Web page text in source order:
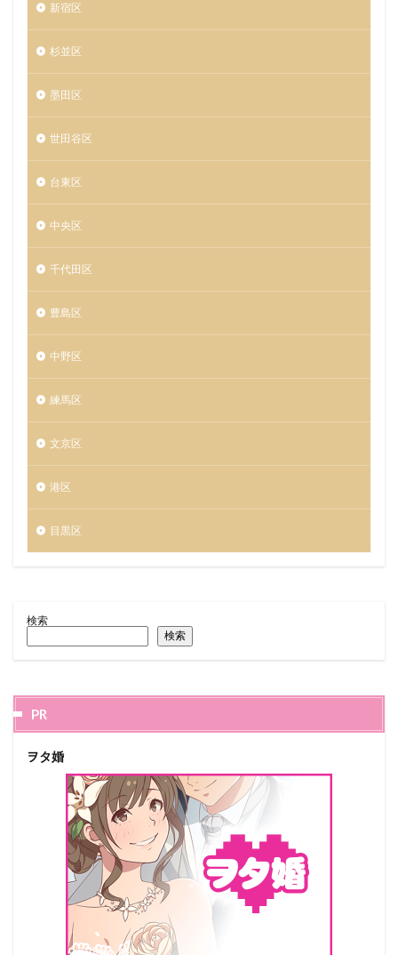
新宿区
杉並区
墨田区
世田谷区
台東区
中央区
千代田区
豊島区
中野区
練馬区
文京区
港区
目黒区
検索
検索
PR
ヲタ婚